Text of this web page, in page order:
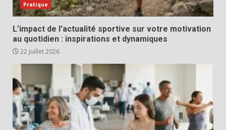
Pratique
L’impact de l’actualité sportive sur votre motivation
au quotidien : inspirations et dynamiques
22 juillet 2026